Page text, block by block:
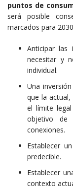
puntos de
será posible
marcados para
Anticipar las
necesitar y
individual.
Una
que la
el límite
objetivo de
conexiones.
Establecer
predecible.
Establecer
contexto